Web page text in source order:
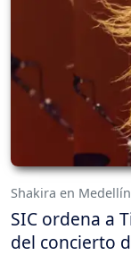
Shakira en
SIC ordena a
del concierto